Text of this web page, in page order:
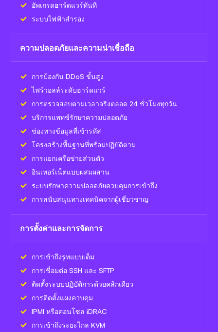
อัพเกรดฮาร์ดแวร์ทันที
ระบบไฟฟ้าสำรอง
ความปลอดภัยและความน่าเชื่อถือ
การป้องกัน DDoS ขั้นสูง
ไฟร์วอลล์ระดับฮาร์ดแวร์
การตรวจสอบตามเวลาจริงตลอด 24 ชั่วโมงทุกวัน
บริการแพทช์รักษาความปลอดภัย
ช่องทางข้อมูลที่เข้ารหัส
โครงสร้างพื้นฐานที่พร้อมปฏิบัติตาม
การแยกเครือข่ายส่วนตัว
อินเทอร์เน็ตแบบผสมผสาน
ระบบรักษาความปลอดภัยควบคุมการเข้าถึง
การสนับสนุนทางเทคนิคจากผู้เชี่ยวชาญ
การตั้งค่าและการจัดการ
การเข้าถึงรูทแบบเต็ม
การเชื่อมต่อ SSH และ SFTP
ติดตั้งระบบปฏิบัติการด้วยคลิกเดียว
การติดตั้งแผงควบคุม
IPMI หรือคอนโซล iDRAC
การเข้าถึงระยะไกล KVM